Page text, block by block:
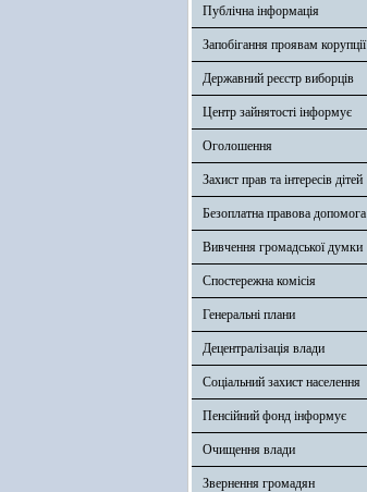
Публічна інформація
Запобігання проявам корупції
Державний реєстр виборців
Центр зайнятості інформує
Оголошення
Захист прав та інтересів дітей
Безоплатна правова допомога
Вивчення громадської думки
Спостережна комісія
Генеральні плани
Децентралізація влади
Соціальний захист населення
Пенсійний фонд інформує
Очищення влади
Звернення громадян